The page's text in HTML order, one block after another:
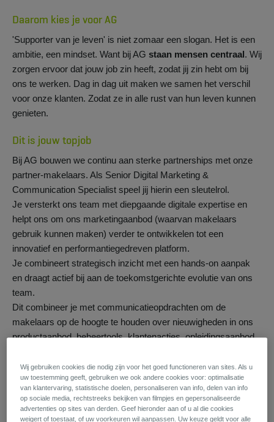
Daarom kies je voor AG
'Supporter van je leven' is niet zomaar een slogan. Het is een
ambitie, een mindset. Want bij AG staan mensen centraal. Wij
zorgen ervoor dat jouw job zin heeft, zodat jij zin hebt om bij
ons te werken. Dag in dag uit maken we samen het verschil
voor onze klanten. Zodat ze in alle rust van hun leven kunnen
genieten.
Dit is jouw topjob
Bij AG bouwen we continu aan sterke partnerships met onze
partner-makelaars. Als Senior Digital Marketing &
Communication Specialist speel jij hierin een sleutelrol.
Je versterkt ons team met diepgaande digitale expertise en
helpt ons om ons marketingaanbod (waarvan makelaars
gebruik kunnen maken) verder te ontwikkelen tot een
innovatief en performantiegedreven platform.
Je combineert strategisch inzicht met een hands-on aanpak
en draagt actief bij aan de toekomstgerichte evolutie van ons
team.
Dit combineer je met communicatieopdrachten om de
makelaars op de hoogte te houden over nieuwigheden in ons
productaanbod, beheertools, klantenacties, opleidingsaanbod
Jouw verantwoordelijkheden
Digitale marketing & innovatie
Je tilt onze digitale marketingaanpak naar een hoger niveau
Wij gebruiken cookies die nodig zijn voor het goed functioneren van sites. Als u
uw toestemming geeft, gebruiken we ook andere cookies voor: optimalisatie
van klantervaring, statistische doelen, personaliseren van info, delen van info
op sociale media, rechtstreeks bekijken van filmpjes en gepersonaliseerde
advertenties op sites van derden. Geef hieronder aan of u al die cookies
weigert of toestaat, of uw voorkeuren wil aanpassen. Uw keuze geldt voor alle